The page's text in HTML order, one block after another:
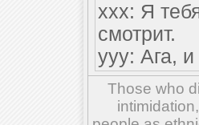
xxx: Я
смотрит.
yyy: Ага,
Those who